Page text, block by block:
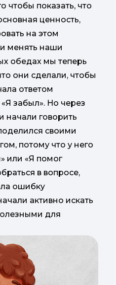
чтобы показать, что
ценность,
на этом
менять наши
обедах мы теперь
они сделали, чтобы
ответом
забыл». Но через
начали говорить
своими
потому что у него
или «Я помог
в вопросе,
ошибку
активно искать
для